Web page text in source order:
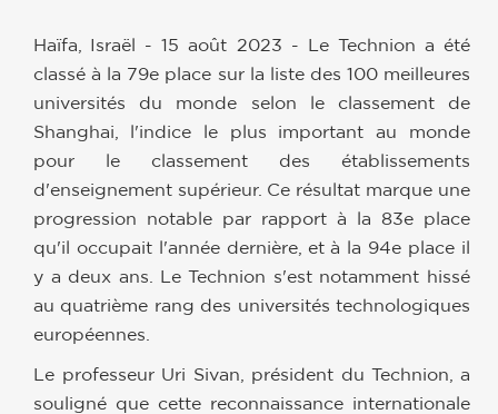
Haïfa, Israël - 15 août 2023 - Le Technion a été
classé à la 79e place sur la liste des 100 meilleures
universités du monde selon le classement de
Shanghai, l'indice le plus important au monde
pour le classement des établissements
d'enseignement supérieur. Ce résultat marque une
progression notable par rapport à la 83e place
qu'il occupait l'année dernière, et à la 94e place il
y a deux ans. Le Technion s'est notamment hissé
au quatrième rang des universités technologiques
européennes.
Le professeur Uri Sivan, président du Technion, a
souligné que cette reconnaissance internationale